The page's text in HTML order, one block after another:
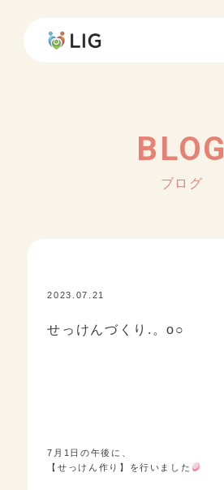
BLOG
ブログ
2023.07.21
せっけんづくり.。o○
7月1日の午後に、
【せっけん作り】を行いました